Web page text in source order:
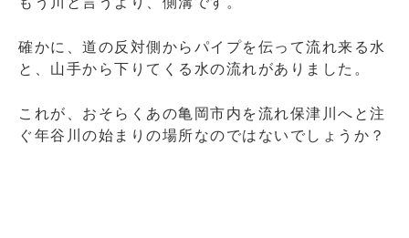
確かに、道の反対側からパイプを伝って流れ来る水
と、山手から下りてくる水の流れがありました。
これが、おそらくあの亀岡市内を流れ保津川へと注
ぐ年谷川の始まりの場所なのではないでしょうか？